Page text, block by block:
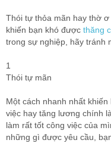
Thói tự thỏa mãn hay thờ
khiến bạn khó được thăng
trong sự nghiệp, hãy tránh
1
Thói tự mãn
Một cách nhanh nhất
việc hay tăng lương chính
làm rất tốt công việc của
những gì được yêu cầu,